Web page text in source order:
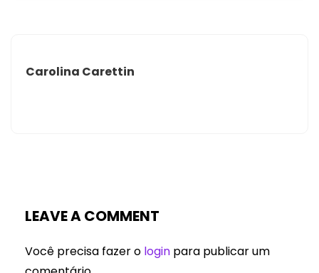
Carolina Carettin
LEAVE A COMMENT
Você precisa fazer o login para publicar um